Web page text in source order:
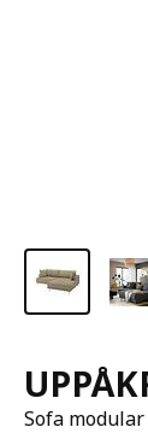
Sofa